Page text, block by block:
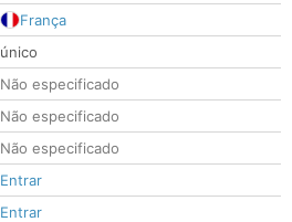
França
único
Não especificado
Não especificado
Não especificado
Entrar
Entrar